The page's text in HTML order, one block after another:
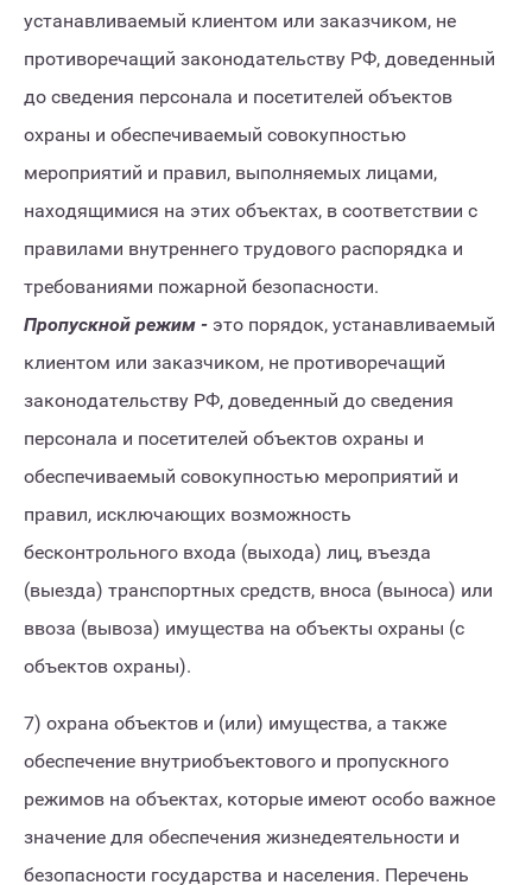
устанавливаемый клиентом или заказчиком, не
противоречащий законодательству РФ, доведенный
до сведения персонала и посетителей объектов
охраны и обеспечиваемый совокупностью
мероприятий и правил, выполняемых лицами,
находящимися на этих объектах, в соответствии с
правилами внутреннего трудового распорядка и
требованиями пожарной безопасности.
Пропускной режим - это порядок, устанавливаемый
клиентом или заказчиком, не противоречащий
законодательству РФ, доведенный до сведения
персонала и посетителей объектов охраны и
обеспечиваемый совокупностью мероприятий и
правил, исключающих возможность
бесконтрольного входа (выхода) лиц, въезда
(выезда) транспортных средств, вноса (выноса) или
ввоза (вывоза) имущества на объекты охраны (с
объектов охраны).
7) охрана объектов и (или) имущества, а также
обеспечение внутриобъектового и пропускного
режимов на объектах, которые имеют особо важное
значение для обеспечения жизнедеятельности и
безопасности государства и населения. Перечень